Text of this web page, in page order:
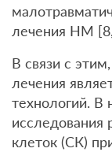
лечения НМ
В связи с
лечения
технологий. В
исследования
клеток (СК)